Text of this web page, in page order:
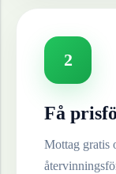
2
Få
Mottag gratis